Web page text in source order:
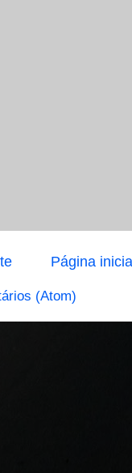
Página
(Atom)